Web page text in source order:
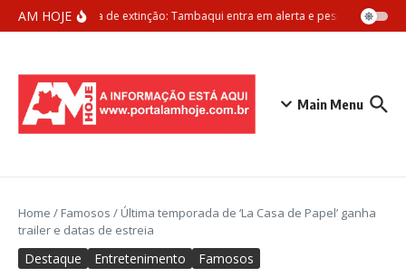
Ir para o conteúdo
AM HOJEAmeaça de extinção: Tambaqui entra em alerta e pesca pode ser
Main Menu
Home / Famosos / Última temporada de ‘La Casa de Papel’ ganha
trailer e datas de estreia
Destaque Entretenimento Famosos